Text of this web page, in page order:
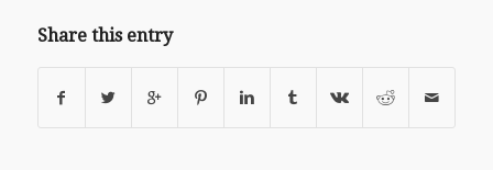
Share this entry